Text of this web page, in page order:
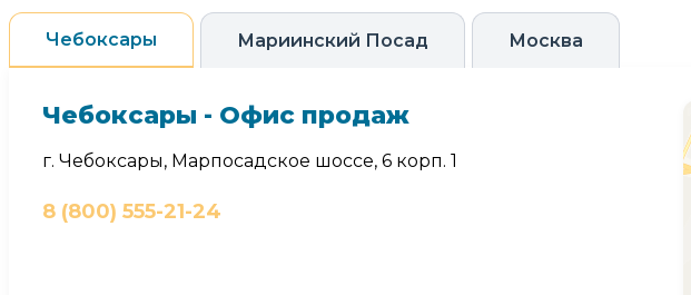
Чебоксары Мариинский Посад Москва
Чебоксары - Офис продаж
г. Чебоксары, Марпосадское шоссе, 6 корп. 1
8 (800) 555-21-24